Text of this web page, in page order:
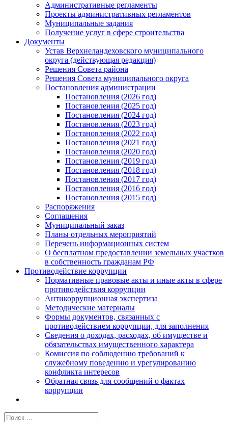
Административные регламенты
Проекты административных регламентов
Муниципальные задания
Получение услуг в сфере строительства
Документы
Устав Верхнеландеховского муниципального
округа (действующая редакция)
Решения Совета района
Решения Совета муниципального округа
Постановления администрации
Постановления (2026 год)
Постановления (2025 год)
Постановления (2024 год)
Постановления (2023 год)
Постановления (2022 год)
Постановления (2021 год)
Постановления (2020 год)
Постановления (2019 год)
Постановления (2018 год)
Постановления (2017 год)
Постановления (2016 год)
Постановления (2015 год)
Распоряжения
Соглашения
Муниципальный заказ
Планы отдельных мероприятий
Перечень информационных систем
О бесплатном предоставлении земельных участков
в собственность гражданам РФ
Противодействие коррупции
Нормативные правовые акты и иные акты в сфере
противодействия коррупции
Антикоррупционная экспертиза
Методические материалы
Формы документов, связанных с
противодействием коррупции, для заполнения
Сведения о доходах, расходах, об имуществе и
обязательствах имущественного характера
Комиссия по соблюдению требований к
служебному поведению и урегулированию
конфликта интересов
Обратная связь для сообщений о фактах
коррупции
Результат